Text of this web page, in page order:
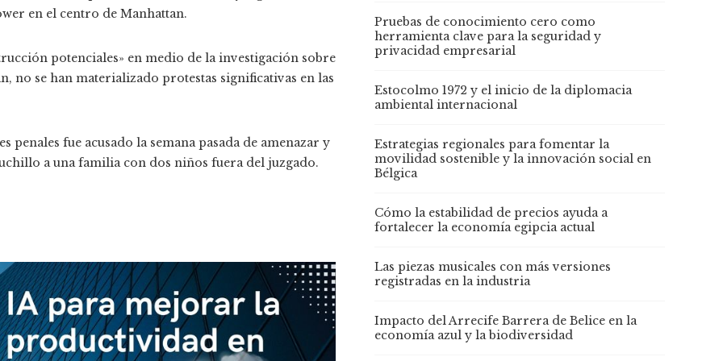
en el centro de Manhattan.
potenciales» en medio de la investigación sobre
no se han materializado protestas significativas en las
fue acusado la semana pasada de amenazar y
a una familia con dos niños fuera del juzgado.
Pruebas de conocimiento cero como
herramienta clave para la seguridad y
privacidad empresarial
Estocolmo 1972 y el inicio de la diplomacia
ambiental internacional
Estrategias regionales para fomentar la
movilidad sostenible y la innovación social en
Bélgica
Cómo la estabilidad de precios ayuda a
fortalecer la economía egipcia actual
Las piezas musicales con más versiones
registradas en la industria
Impacto del Arrecife Barrera de Belice en la
economía azul y la biodiversidad